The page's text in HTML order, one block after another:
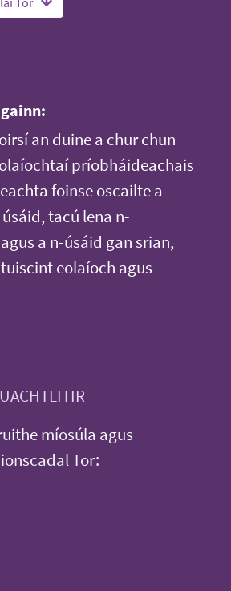
an duine a chur chun
príobháideachais
foinse oscailte a
tacú lena n-
a n-úsáid gan srian,
eolaíoch agus
míosúla agus
Tor: